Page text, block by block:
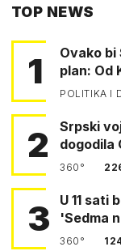
TOP NEWS
1
Ovako bi
plan: Od
POLITIKA I
2
Srpski
dogodila
360°
3
U 11 sati bili su pred
'Sedma
360°